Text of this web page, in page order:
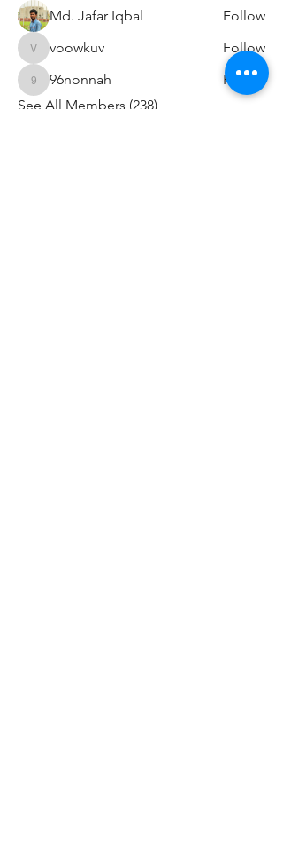
Md. Jafar Iqbal
Follow
voowkuv
voowkuv Follow
96nonnah
96nonnah
Follow
See All Members (238)